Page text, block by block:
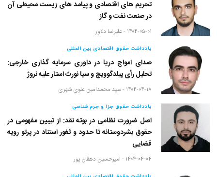
تحریم های اقتصادی و پیامد های زیست محیطی آن
در صنعت نفت و گاز
۱۴۰۴-۰۵-۰۱ - علیرضا دلاور
یادداشت حقوق اقتصادی بین المللی
صدای امواج دریا در داوری سرمایه گذاری خارجی:
تحلیل رأی پیلدگوویچ و سیا نورث استار علیه نروژ
۱۴۰۴-۰۴-۱۸ - سید محمدامین علوی شهری
یادداشت حقوق جزا و جرم شناسی
اصل ضرورت نظامی در بوته نقد: از تبیین مفهومی در
حقوق بشردوستانه تا حدود و ثغور استناد در پرتو رویه
قضایی
۱۴۰۴-۰۴-۰۴ - امیرحسین دهقان پور